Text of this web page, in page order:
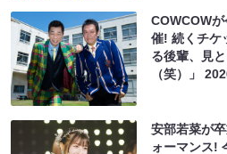
COWCOW
催! 続くチケ
る後輩、見
（笑）」
安部若菜が
ォーマンス!